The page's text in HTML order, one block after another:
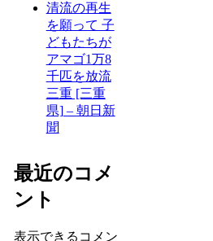
清流の再生
を願って 子
どもたちが
アマゴ1万8
千匹を放流
三重 [三重
県] – 朝日新
聞
最近のコメ
ント
表示できるコメン